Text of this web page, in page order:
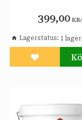
399,00 KR
Lägg till i
Lagerstatus